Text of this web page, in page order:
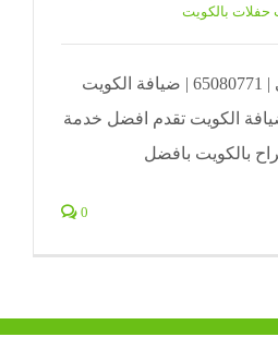
حفلات بالكويت
مكاتب افراح حولى | 65080771 | ضيافة الكويت
الكويت تقدم افضل خدمة
بالكويت بافضل
0